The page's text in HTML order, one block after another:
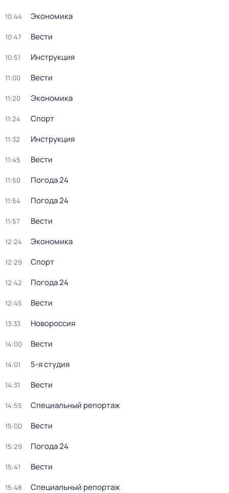
10:44 Экономика
10:47 Вести
10:51 Инструкция
11:00 Вести
11:20 Экономика
11:24 Спорт
11:32 Инструкция
11:45 Вести
11:50 Погода 24
11:54 Погода 24
11:57 Вести
12:24 Экономика
12:29 Спорт
12:42 Погода 24
12:45 Вести
13:33 Новороссия
14:00 Вести
14:01 5-я студия
14:31 Вести
14:55 Специальный репортаж
15:00 Вести
15:29 Погода 24
15:41 Вести
15:48 Специальный репортаж